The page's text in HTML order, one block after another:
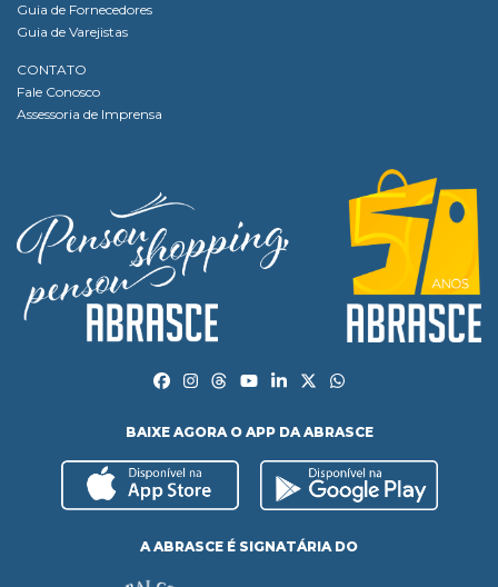
Guia de Fornecedores
Guia de Varejistas
CONTATO
Fale Conosco
Assessoria de Imprensa
BAIXE AGORA O APP DA ABRASCE
A ABRASCE É SIGNATÁRIA DO